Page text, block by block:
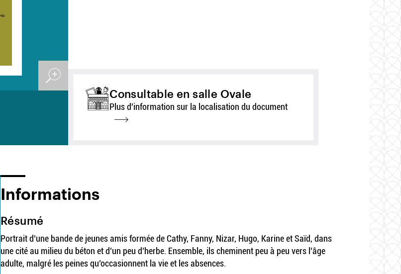
Consultable en salle Ovale
Plus d'information sur la localisation du document
Informations
Résumé
Portrait d’une bande de jeunes amis formée de Cathy, Fanny, Nizar, Hugo, Karine et Saïd, dans
une cité au milieu du béton et d’un peu d’herbe. Ensemble, ils cheminent peu à peu vers l’âge
adulte, malgré les peines qu’occasionnent la vie et les absences.